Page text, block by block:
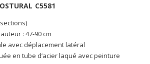
C5581
: 47-90 cm
avec déplacement latéral
en tube d’acier laqué avec peinture